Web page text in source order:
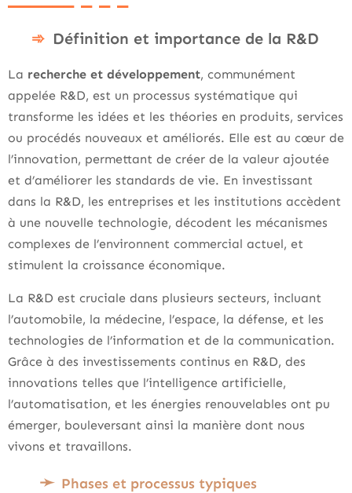
Définition et importance de la R&D
La recherche et développement, communément
appelée R&D, est un processus systématique qui
transforme les idées et les théories en produits, services
ou procédés nouveaux et améliorés. Elle est au cœur de
l’innovation, permettant de créer de la valeur ajoutée
et d’améliorer les standards de vie. En investissant
dans la R&D, les entreprises et les institutions accèdent
à une nouvelle technologie, décodent les mécanismes
complexes de l’environnent commercial actuel, et
stimulent la croissance économique.
La R&D est cruciale dans plusieurs secteurs, incluant
l’automobile, la médecine, l’espace, la défense, et les
technologies de l’information et de la communication.
Grâce à des investissements continus en R&D, des
innovations telles que l’intelligence artificielle,
l’automatisation, et les énergies renouvelables ont pu
émerger, bouleversant ainsi la manière dont nous
vivons et travaillons.
Phases et processus typiques